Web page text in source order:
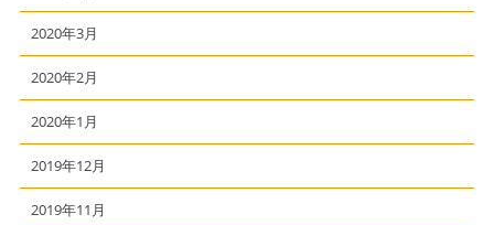
2020年3月
2020年2月
2020年1月
2019年12月
2019年11月